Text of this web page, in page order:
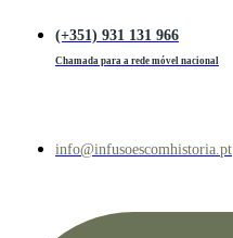
(+351) 931 131 966
Chamada para a rede móvel nacional
info@infusoescomhistoria.pt